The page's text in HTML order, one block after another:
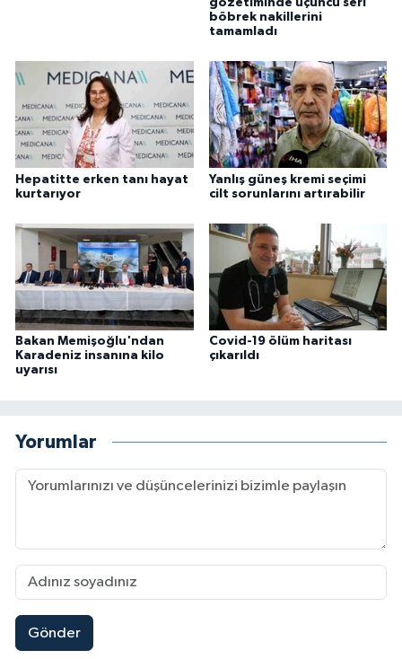
böbrek nakillerini
tamamladı
Hepatitte erken tanı hayat
kurtarıyor
Yanlış güneş kremi seçimi
cilt sorunlarını artırabilir
Bakan Memişoğlu'ndan
Karadeniz insanına kilo
uyarısı
Covid-19 ölüm haritası
çıkarıldı
Yorumlar
Gönder